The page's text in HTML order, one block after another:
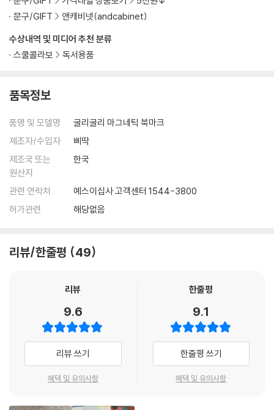
수상내역 및 미디어 추천 분류
스쿨콜라보
독서용품
문구/GIFT
앤캐비넷(andcabinet)
품목정보
품명 및 모델명
굴리굴리 마그네틱 북마크
제조자/수입자
삐딱
제조국 또는
원산지
한국
관련 연락처
예스이십사 고객센터 1544-3800
허가관련
해당없음
리뷰/한줄평 49
리뷰
9.6
리뷰 쓰기
혜택 및 유의사항
한줄평
9.1
한줄평 쓰기
혜택 및 유의사항